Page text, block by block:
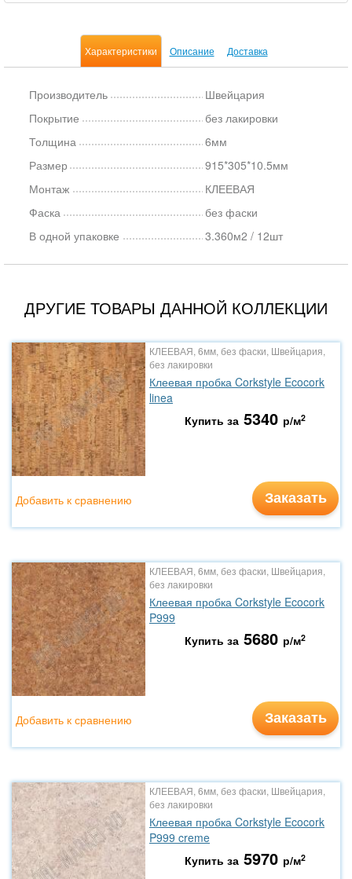
Характеристики Описание Доставка
Производитель
Швейцария
Покрытие
без лакировки
Толщина
6мм
Размер
915*305*10.5мм
Монтаж
КЛЕЕВАЯ
Фаска
без фаски
В одной упаковке
3.360м2 / 12шт
ДРУГИЕ ТОВАРЫ ДАННОЙ КОЛЛЕКЦИИ
КЛЕЕВАЯ, 6мм, без фаски, Швейцария,
без лакировки
Клеевая пробка Corkstyle Ecocork
linea
Купить за 5340 р/м2
Заказать
Добавить к сравнению
КЛЕЕВАЯ, 6мм, без фаски, Швейцария,
без лакировки
Клеевая пробка Corkstyle Ecocork
P999
Купить за 5680 р/м2
Заказать
Добавить к сравнению
КЛЕЕВАЯ, 6мм, без фаски, Швейцария,
без лакировки
Клеевая пробка Corkstyle Ecocork
P999 creme
Купить за 5970 р/м2